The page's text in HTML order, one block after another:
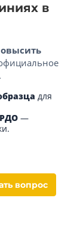
в
для
—
вопрос